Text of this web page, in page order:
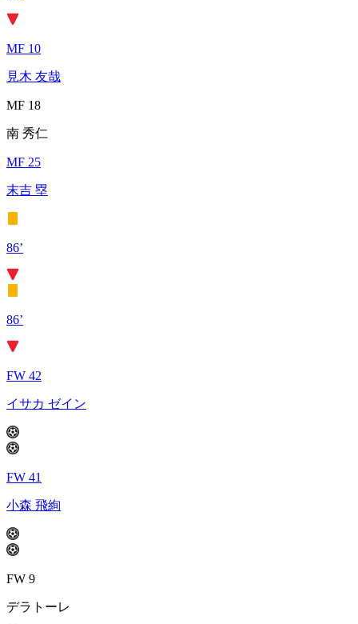
MF 10
見木 友哉
MF 18
南 秀仁
MF 25
末吉 塁
86’
86’
FW 42
イサカ ゼイン
FW 41
小森 飛絢
FW 9
デラトーレ